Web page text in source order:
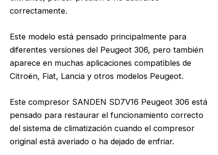
correctamente.
Este modelo está pensado principalmente para
diferentes versiones del Peugeot 306, pero también
aparece en muchas aplicaciones compatibles de
Citroën, Fiat, Lancia y otros modelos Peugeot.
Este compresor SANDEN SD7V16 Peugeot 306 está
pensado para restaurar el funcionamiento correcto
del sistema de climatización cuando el compresor
original está averiado o ha dejado de enfriar.